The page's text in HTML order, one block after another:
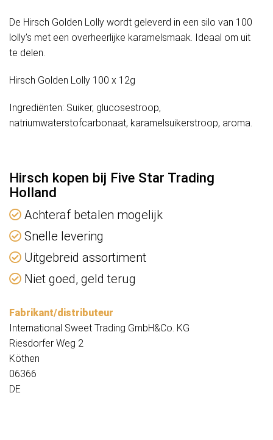
De Hirsch Golden Lolly wordt geleverd in een silo van 100
lolly’s met een overheerlijke karamelsmaak. Ideaal om uit
te delen.
Hirsch Golden Lolly 100 x 12g
Ingrediënten: Suiker, glucosestroop,
natriumwaterstofcarbonaat, karamelsuikerstroop, aroma.
Hirsch kopen bij Five Star Trading
Holland
Achteraf betalen mogelijk
Snelle levering
Uitgebreid assortiment
Niet goed, geld terug
Fabrikant/distributeur
International Sweet Trading GmbH&Co. KG
Riesdorfer Weg 2
Köthen
06366
DE